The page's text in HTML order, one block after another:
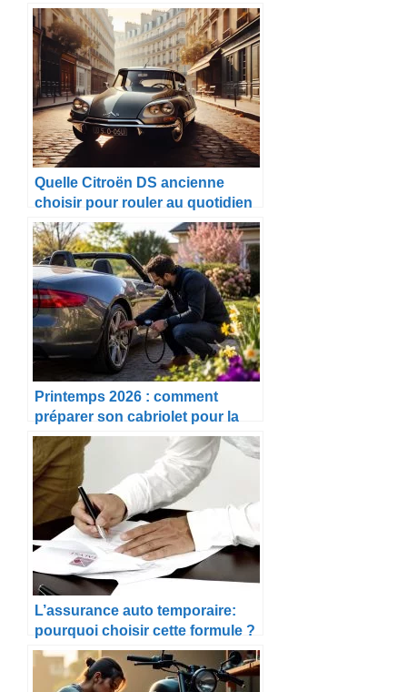
Quelle Citroën DS ancienne
choisir pour rouler au quotidien
?
Printemps 2026 : comment
préparer son cabriolet pour la
belle saison
L’assurance auto temporaire:
pourquoi choisir cette formule ?